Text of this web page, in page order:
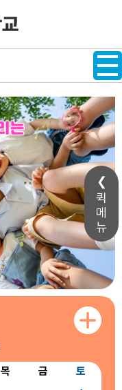
퀵
메
뉴
목 금
토